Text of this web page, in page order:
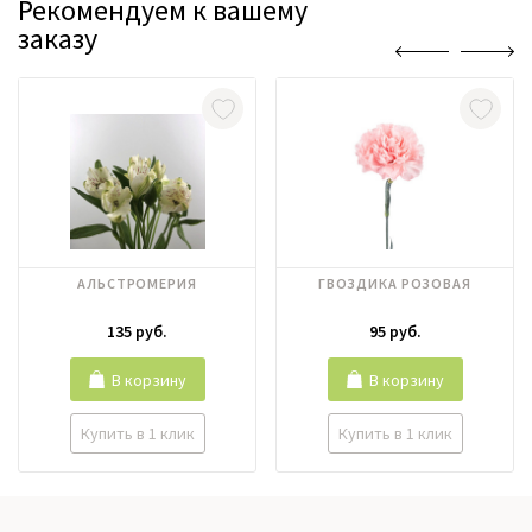
Рекомендуем к вашему
заказу
АЛЬСТРОМЕРИЯ
135 руб.
Купить в 1 клик
В корзину
ГВОЗДИКА РОЗОВАЯ
95 руб.
Купить в 1 клик
В корзину